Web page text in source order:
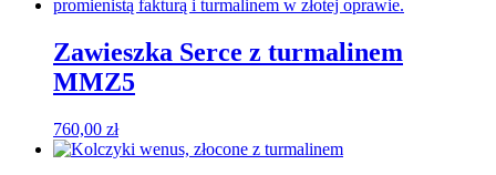
Zawieszka Serce z turmalinem
MMZ5
760,00 zł